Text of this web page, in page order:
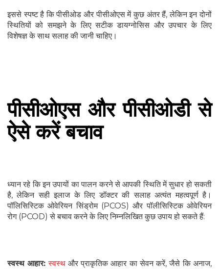
इससे स्पष्ट है कि पीसीओड और पीसीओएस में कुछ अंतर हैं, लेकिन इन दोनों
स्थितियों को समझने के लिए सटीक डायग्नोसिस और उपचार के लिए
विशेषज्ञ के साथ सलाह की जानी चाहिए।
पीसीओएस और पीसीओडी से
ऐसे करें बचाव
ध्यान रहे कि इन उपायों का पालन करने से आपकी स्थिति में सुधार हो सकती
है, लेकिन सही इलाज के लिए डॉक्टर की सलाह अत्यंत महत्वपूर्ण है।
पॉलिसिस्टिक ओवेरियन सिंड्रोम (PCOS) और पॉलीसिस्टिक ओवेरियन
रोग (PCOD) से बचाव करने के लिए निम्नलिखित कुछ उपाय हो सकते हैं:
स्वस्थ आहार: स्वस्थऔर प्राकृतिक आहार का सेवन करें, जैसे कि अनाज,